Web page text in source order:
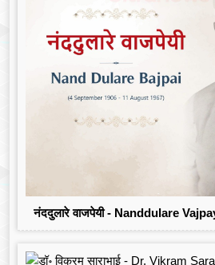
नंददुलारे वाजपेयी - Nanddulare